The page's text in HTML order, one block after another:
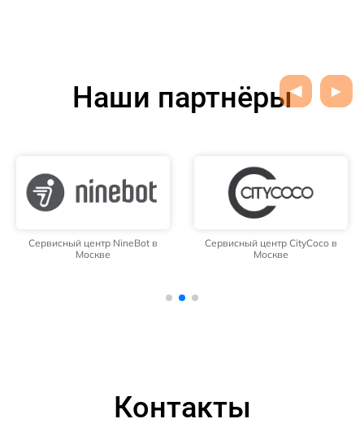
Наши партнёры
Сервисный центр NineBot в
Москве
Сервисный центр CityCoco в
Москве
Контакты